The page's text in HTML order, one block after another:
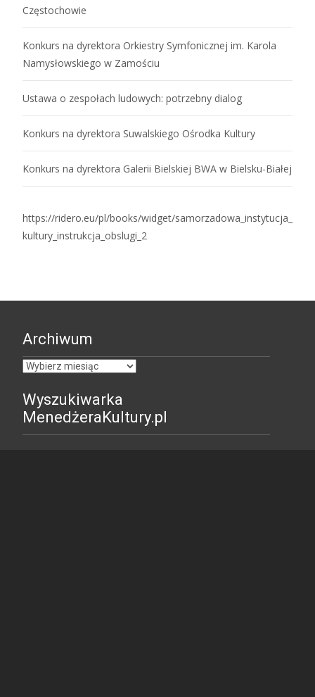
Częstochowie
Konkurs na dyrektora Orkiestry Symfonicznej im. Karola
Namysłowskiego w Zamościu
Ustawa o zespołach ludowych: potrzebny dialog
Konkurs na dyrektora Suwalskiego Ośrodka Kultury
Konkurs na dyrektora Galerii Bielskiej BWA w Bielsku-Białej
https://ridero.eu/pl/books/widget/samorzadowa_instytucja_
kultury_instrukcja_obslugi_2
Archiwum
Archiwum
Wyszukiwarka
MenedżeraKultury.pl